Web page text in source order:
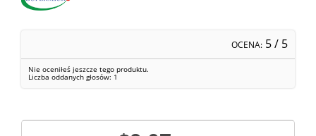
OCENA: 5/ 5
Nie oceniłeś jeszcze tego produktu.
Liczba oddanych głosów: 1